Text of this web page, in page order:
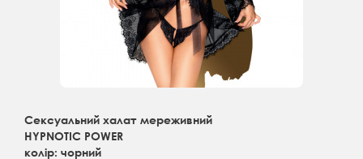
Сексуальний халат мереживний
HYPNOTIC POWER
колір: чорний